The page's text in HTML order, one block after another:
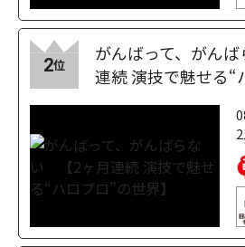
2位
がんばって、がん
連続 演技で魅せる“